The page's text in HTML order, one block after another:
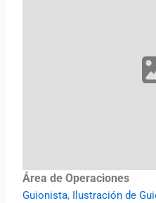
Área de Operaciones
Guionista, Ilustración de